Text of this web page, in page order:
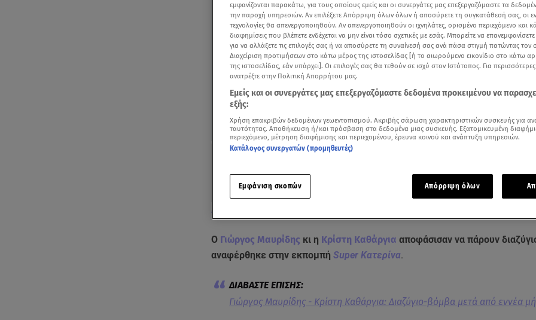
Δείτε περισσότερα άρθρα μας στα αποτελέσματα αναζήτησης
Add star.gr on Google
Ο Γιώργος Μαυρίδης κι η Κρίστη Καθάργια αποφάσισαν να πάρουν
αναφέρθηκε στην εκπομπή Super Κατερίνα.
Γιώργος Μαυρίδης - Κρίστη Καθάργια: Διαζύγιο-βόμβα μετά από εννέα
εμφανίζονται παρακάτω, για τους οποίους εμείς και οι συνεργάτες μας επεξεργαζόμαστε τα
την παροχή υπηρεσιών. Αν επιλέξετε Απόρριψη όλων όλων ή αποσύρετε τη συγκατάθεσή σας, οι
τεχνολογίες θα απενεργοποιηθούν. Αν απενεργοποιηθούν οι ιχνηλάτες, ορισμένο περιεχόμενο και
διαφημίσεις που βλέπετε ενδέχεται να μην είναι τόσο σχετικές με εσάς. Μπορείτε να
για να αλλάξετε τις επιλογές σας ή να αποσύρετε τη συναίνεσή σας ανά πάσα στιγμή πατώντας τον
Διαχείριση προτιμήσεων στο κάτω μέρος της ιστοσελίδας [ή το αιωρούμενο εικονίδιο στο κάτω
της ιστοσελίδας, εάν υπάρχει]. Οι επιλογές σας θα τεθούν σε ισχύ στον Ιστότοπος. Για
ανατρέξτε στην Πολιτική Απορρήτου μας.
Εμείς και οι συνεργάτες μας επεξεργαζόμαστε δεδομένα προκειμένου να
εξής:
Χρήση επακριβών δεδομένων γεωεντοπισμού. Ακριβής σάρωση χαρακτηριστικών συσκευής για
ταυτότητας. Αποθήκευση ή/και πρόσβαση στα δεδομένα μιας συσκευής. Εξατομικευμένη
περιεχόμενο, μέτρηση διαφήμισης και περιεχομένου, έρευνα κοινού και ανάπτυξη υπηρεσιών.
Κατάλογος συνεργατών (προμηθευτές)
Εμφάνιση σκοπών Απόρριψη όλων